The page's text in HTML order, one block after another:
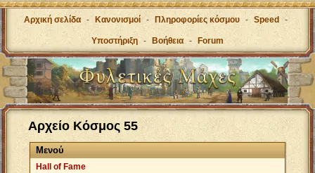
Αρχική σελίδα - Κανονισμοί - Πληροφορίες κόσμου - Speed -
Υποστήριξη - Βοήθεια - Forum
Αρχείο Κόσμος 55
Μενού
Hall of Fame